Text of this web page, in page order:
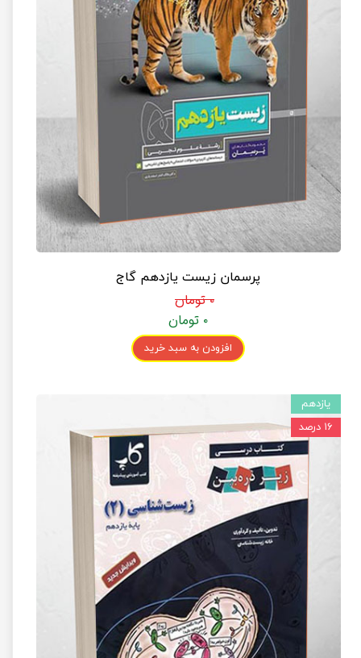
پرسمان زیست یازدهم گاج
۰ تومان
۰ تومان
افزودن به سبد خرید
یازدهم
۱۶ درصد